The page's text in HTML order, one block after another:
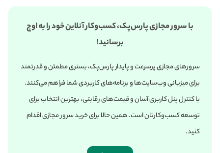
با سرور مجازی پارس‌پک، کسب‌وکار آنلاین خود را به اوج
برسانید!
سرورهای مجازی پرسرعت و پایدار پارس‌پک، بستری مطمئن و قدرتمند
برای میزبانی وب‌سایت‌ها و برنامه‌های کاربردی شما فراهم می‌کنند.
با کنترل پنل کاربری آسان و قیمت‌های رقابتی، بهترین انتخاب برای
توسعه کسب‌وکارتان است. همین حالا برای خرید سرور مجازی اقدام
کنید.